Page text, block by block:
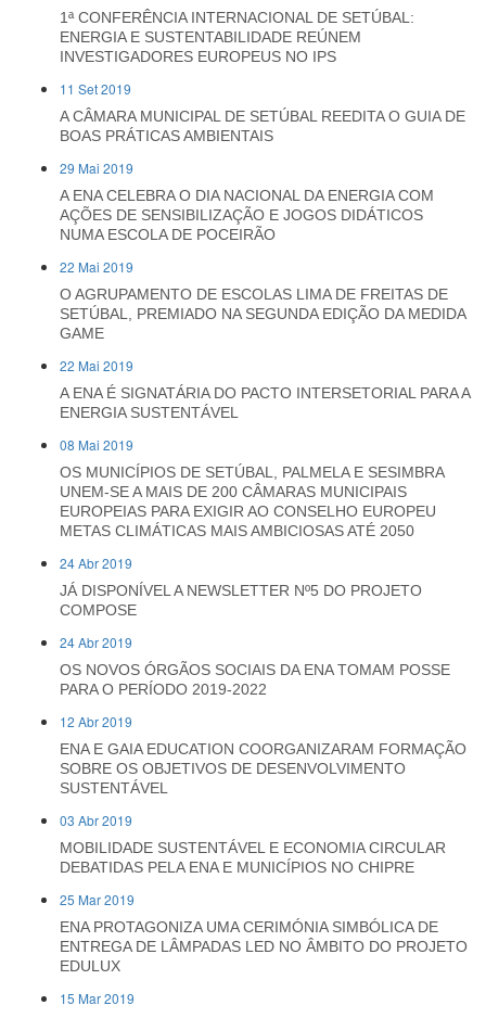
1ª CONFERÊNCIA INTERNACIONAL DE SETÚBAL:
ENERGIA E SUSTENTABILIDADE REÚNEM
INVESTIGADORES EUROPEUS NO IPS
11 Set 2019
A CÂMARA MUNICIPAL DE SETÚBAL REEDITA O GUIA DE
BOAS PRÁTICAS AMBIENTAIS
29 Mai 2019
A ENA CELEBRA O DIA NACIONAL DA ENERGIA COM
AÇÕES DE SENSIBILIZAÇÃO E JOGOS DIDÁTICOS
NUMA ESCOLA DE POCEIRÃO
22 Mai 2019
O AGRUPAMENTO DE ESCOLAS LIMA DE FREITAS DE
SETÚBAL, PREMIADO NA SEGUNDA EDIÇÃO DA MEDIDA
GAME
22 Mai 2019
A ENA É SIGNATÁRIA DO PACTO INTERSETORIAL PARA A
ENERGIA SUSTENTÁVEL
08 Mai 2019
OS MUNICÍPIOS DE SETÚBAL, PALMELA E SESIMBRA
UNEM-SE A MAIS DE 200 CÂMARAS MUNICIPAIS
EUROPEIAS PARA EXIGIR AO CONSELHO EUROPEU
METAS CLIMÁTICAS MAIS AMBICIOSAS ATÉ 2050
24 Abr 2019
JÁ DISPONÍVEL A NEWSLETTER Nº5 DO PROJETO
COMPOSE
24 Abr 2019
OS NOVOS ÓRGÃOS SOCIAIS DA ENA TOMAM POSSE
PARA O PERÍODO 2019-2022
12 Abr 2019
ENA E GAIA EDUCATION COORGANIZARAM FORMAÇÃO
SOBRE OS OBJETIVOS DE DESENVOLVIMENTO
SUSTENTÁVEL
03 Abr 2019
MOBILIDADE SUSTENTÁVEL E ECONOMIA CIRCULAR
DEBATIDAS PELA ENA E MUNICÍPIOS NO CHIPRE
25 Mar 2019
ENA PROTAGONIZA UMA CERIMÓNIA SIMBÓLICA DE
ENTREGA DE LÂMPADAS LED NO ÂMBITO DO PROJETO
EDULUX
15 Mar 2019